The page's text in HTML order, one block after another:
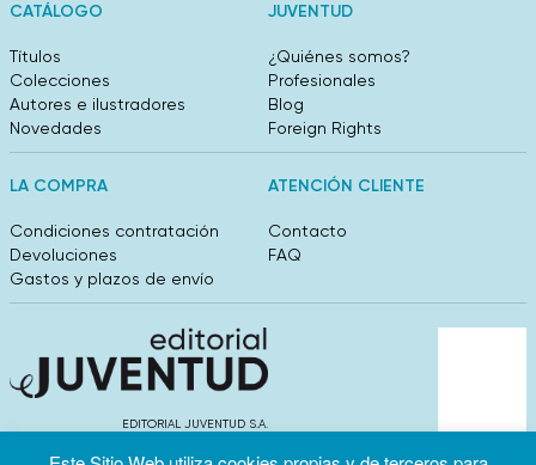
CATÁLOGO
Títulos
Colecciones
Autores e ilustradores
Novedades
JUVENTUD
¿Quiénes somos?
Profesionales
Blog
Foreign Rights
LA COMPRA
Condiciones contratación
Devoluciones
Gastos y plazos de envío
ATENCIÓN CLIENTE
Contacto
FAQ
EDITORIAL JUVENTUD S.A.